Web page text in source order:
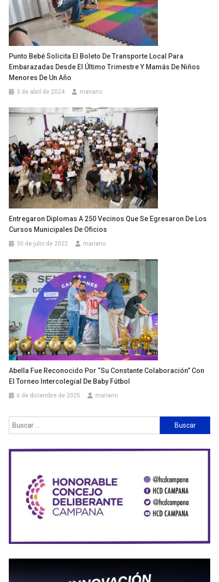
Punto Bebé Solicita El Boleto De Transporte Local Para
Embarazadas Desde El Último Trimestre Y Mamás De Niños
Menores De Un Año
3 de abril de 2024 mariano
Entregaron Diplomas A 250 Vecinos Que Se Egresaron De Los
Cursos Municipales De Oficios
30 de julio de 2022 mariano
Abella Fue Reconocido Por “su Constante Colaboración” Con
El Torneo Intercolegial De Baby Fútbol
6 de diciembre de 2025 mariano
Buscar: